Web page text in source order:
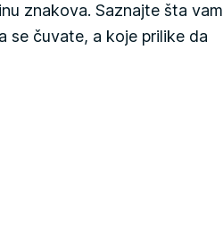
znakova. Saznajte šta vam
se čuvate, a koje prilike da